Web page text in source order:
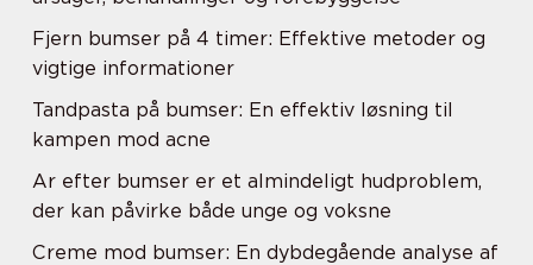
Fjern bumser på 4 timer: Effektive metoder og
vigtige informationer
Tandpasta på bumser: En effektiv løsning til
kampen mod acne
Ar efter bumser er et almindeligt hudproblem,
der kan påvirke både unge og voksne
Creme mod bumser: En dybdegående analyse af